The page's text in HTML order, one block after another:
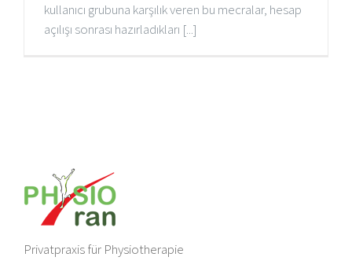
kullanıcı grubuna karşılık veren bu mecralar, hesap
açılışı sonrası hazırladıkları [...]
Privatpraxis für Physiotherapie